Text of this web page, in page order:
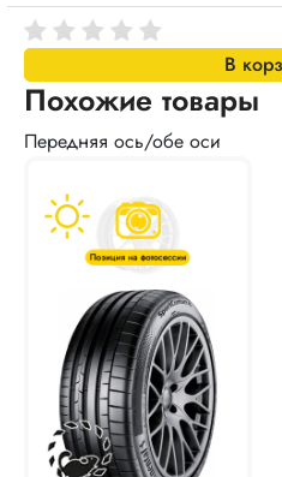
В
Похожие товары
Передняя ось/обе оси